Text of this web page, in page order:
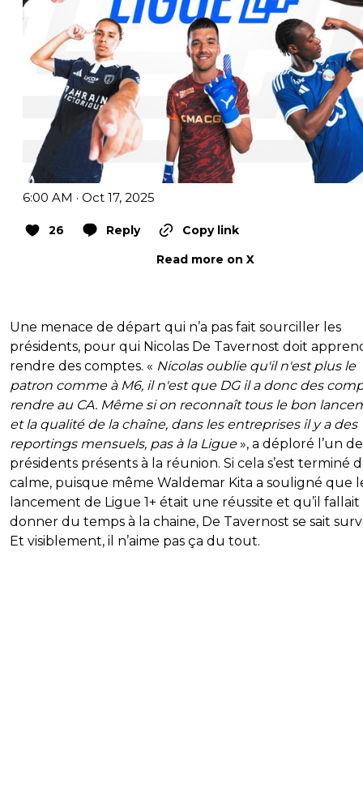
6:00 AM · Oct 17, 2025
26 Reply
Copy link
Read more on X
Une menace de départ qui n’a pas fait sourciller les
présidents, pour qui Nicolas De Tavernost doit
rendre des comptes. « Nicolas oublie qu'il n'est plus le
patron comme à M6, il n'est que DG il a donc des
rendre au CA. Même si on reconnaît tous le bon
et la qualité de la chaîne, dans les entreprises il y a des
reportings mensuels, pas à la Ligue», a déploré l’un
présidents présents à la réunion. Si cela s’est terminé
calme, puisque même Waldemar Kita a souligné que
lancement de Ligue 1+ était une réussite et qu’il fallait
donner du temps à la chaine, De Tavernost se sait
Et visiblement, il n’aime pas ça du tout.